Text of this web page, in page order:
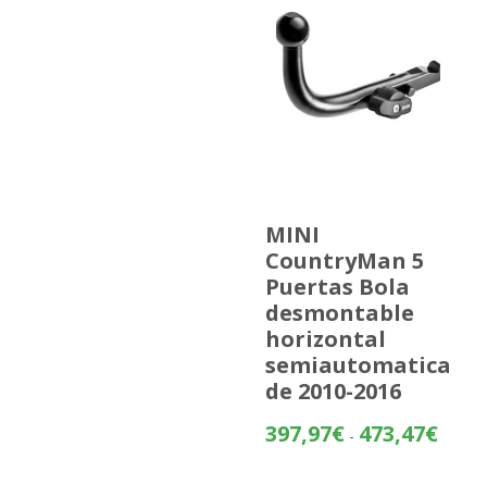
MINI
CountryMan 5
Puertas Bola
desmontable
horizontal
semiautomatica
de 2010-2016
397,97€ - 473,47€Rango